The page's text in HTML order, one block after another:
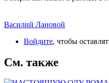
Василий Лановой
Войдите, чтобы
См. также